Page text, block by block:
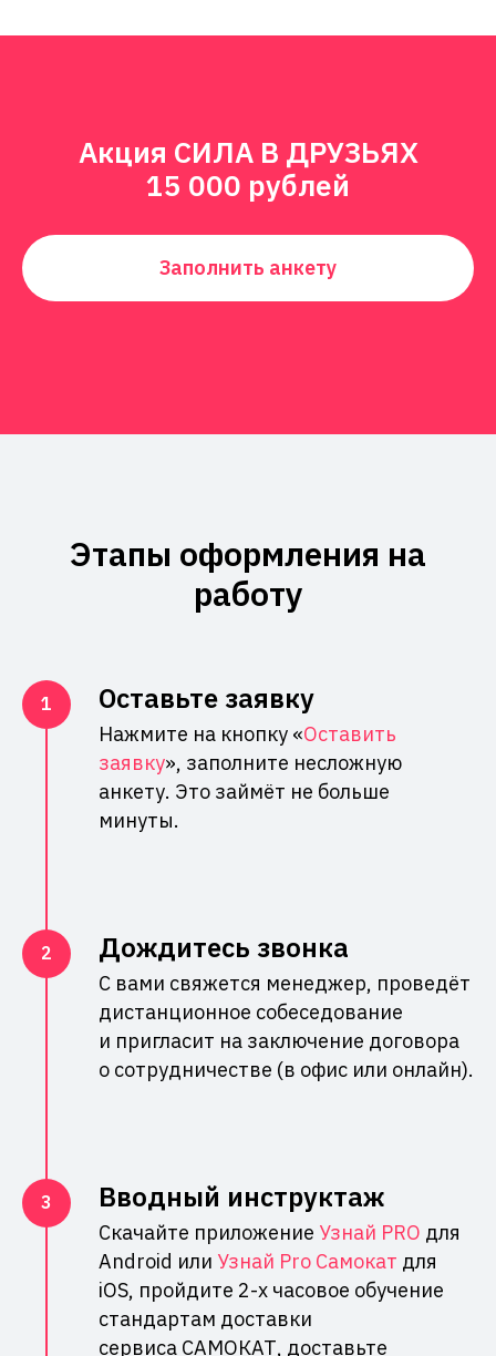
Акция СИЛА В ДРУЗЬЯХ
15 000 рублей
Заполнить анкету
Этапы оформления на
работу
Оставьте заявку
Нажмите на кнопку «Оставить
заявку», заполните несложную
анкету. Это займёт не больше
минуты.
Дождитесь звонка
С вами свяжется менеджер, проведёт
дистанционное собеседование
и пригласит на заключение договора
о сотрудничестве (в офис или онлайн).
Вводный инструктаж
Скачайте приложение Узнай PRO для
Android или Узнай Pro Самокат для
iOS, пройдите 2-х часовое обучение
стандартам доставки
сервиса САМОКАТ, доставьте